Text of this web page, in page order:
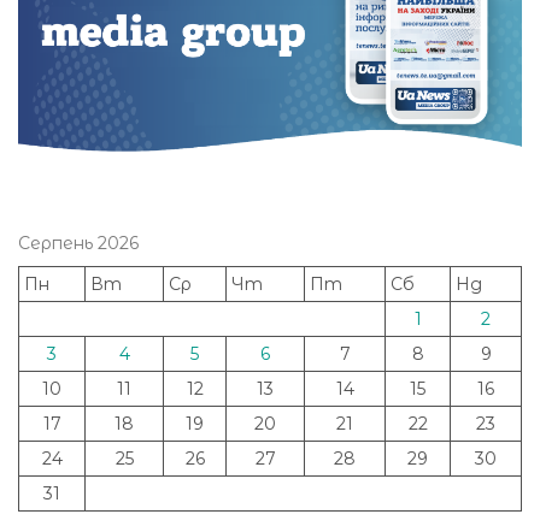
Серпень 2026
Пн
Вт Ср Чт Пт Сб
Нд
1
2
3
4 5 6 7 8
9
10
11 12 13 14 15
16
17
18 19 20 21 22
23
24
25 26 27 28 29
30
31